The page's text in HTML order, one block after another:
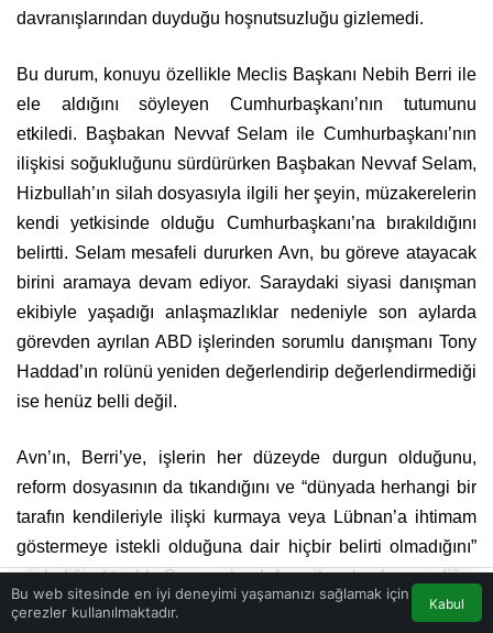
davranışlarından duyduğu hoşnutsuzluğu gizlemedi.
Bu durum, konuyu özellikle Meclis Başkanı Nebih Berri ile
ele aldığını söyleyen Cumhurbaşkanı’nın tutumunu
etkiledi. Başbakan Nevvaf Selam ile Cumhurbaşkanı’nın
ilişkisi soğukluğunu sürdürürken Başbakan Nevvaf Selam,
Hizbullah’ın silah dosyasıyla ilgili her şeyin, müzakerelerin
kendi yetkisinde olduğu Cumhurbaşkanı’na bırakıldığını
belirtti. Selam mesafeli dururken Avn, bu göreve atayacak
birini aramaya devam ediyor. Saraydaki siyasi danışman
ekibiyle yaşadığı anlaşmazlıklar nedeniyle son aylarda
görevden ayrılan ABD işlerinden sorumlu danışmanı Tony
Haddad’ın rolünü yeniden değerlendirip değerlendirmediği
ise henüz belli değil.
Avn’ın, Berri’ye, işlerin her düzeyde durgun olduğunu,
reform dosyasının da tıkandığını ve “dünyada herhangi bir
tarafın kendileriyle ilişki kurmaya veya Lübnan’a ihtimam
göstermeye istekli olduğuna dair hiçbir belirti olmadığını”
söylediği aktarıldı. Sonuç olarak Amerikan baskısı ve diğer
taleplere rağmen Avn, “mevcut çıkmazı aşmak için
Bu web sitesinde en iyi deneyimi yaşamanızı sağlamak için
çerezler kullanılmaktadır.
Kabul
Anasayfa Akış Trafik